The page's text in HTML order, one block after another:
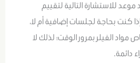
للاستشارة التالية لتقييم
كنت بحاجة لجلسات إضافية أم لا،
الفيلر بمرور الوقت؛ لذلك لا
دائمة.